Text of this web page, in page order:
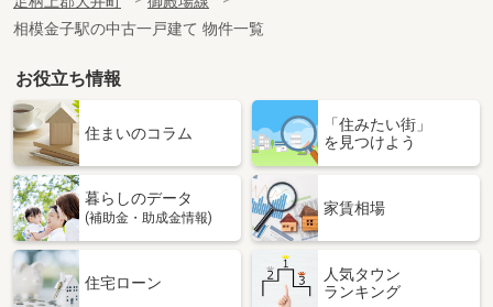
相模金子駅の中古一戸建て 物件一覧
お役立ち情報
住まいのコラム
「住みたい街」
を見つけよう
暮らしのデータ
(補助金・助成金情報)
家賃相場
住宅ローン
人気タウン
ランキング